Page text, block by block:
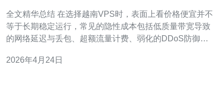
全文精华总结 在选择越南VPS时，表面上看价格便宜并不
等于长期稳定运行，常见的隐性成本包括低质量带宽导致
的网络延迟与丢包、超额流量计费、弱化的DDoS防御、
先核验节点链路、带宽峰值策略、SLA与防护能力、测试
2026年4月24日